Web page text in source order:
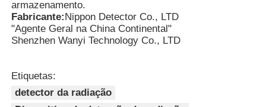
Detector de PM2.5
Contador da partícula de poeira
Sensor de matéria particulada
armazenamento.
Fabricante:Nippon Detector Co., LTD
"Agente Geral na China Continental"
Shenzhen Wanyi Technology Co., LTD
Etiquetas:
detector da radiação